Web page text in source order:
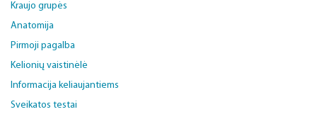
Kraujo grupės
Anatomija
Pirmoji pagalba
Kelionių vaistinėlė
Informacija keliaujantiems
Sveikatos testai